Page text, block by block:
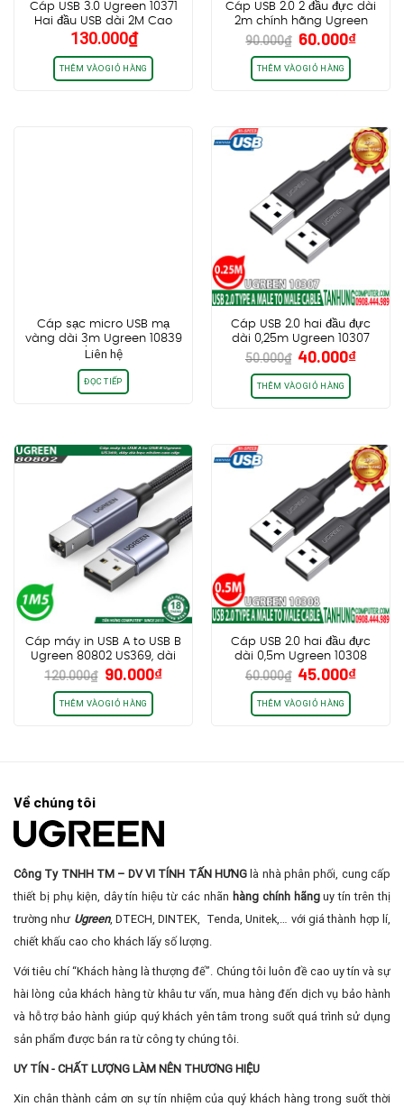
Cáp USB 3.0 Ugreen 10371
Hai đầu USB dài 2M Cao
cấp chính hãng
130.000₫
THÊM VÀO GIỎ HÀNG
Cáp USB 2.0 2 đầu đực dài
2m chính hãng Ugreen
10311
90.000₫ Giá
gốc
là:
90.000₫.
60.000₫Giá
THÊM VÀO GIỎ HÀNG
Cáp sạc micro USB mạ
vàng dài 3m Ugreen 10839
/ 60827
Liên hệ
ĐỌC TIẾP
Cáp USB 2.0 hai đầu đực
dài 0,25m Ugreen 10307
Chính hãng cao cấp
50.000₫ Giá
gốc
là:
50.000₫.
40.000₫Giá
THÊM VÀO GIỎ HÀNG
Cáp máy in USB A to USB B
Ugreen 80802 US369, dài
1m5, dây dù bọc nhôm cao
cấp
120.000₫ Giá
gốc
là:
120.000₫.
90.000₫Giá
THÊM VÀO GIỎ HÀNG
Cáp USB 2.0 hai đầu đực
dài 0,5m Ugreen 10308
60.000₫ Giá
gốc
là:
60.000₫.
45.000₫Giá
THÊM VÀO GIỎ HÀNG
Về chúng tôi
Công Ty TNHH TM – DV VI TÍNH TẤN HƯNG là nhà phân phối, cung cấp
thiết bị phụ kiện, dây tín hiệu từ các nhãn hàng chính hãnguy tín trên thị
trường như Ugreen, DTECH, DINTEK, Tenda, Unitek,… với giá thành hợp lí,
chiết khấu cao cho khách lấy số lượng.
Với tiêu chí “Khách hàng là thượng đế”. Chúng tôi luôn đề cao uy tín và sự
hài lòng của khách hàng từ khâu tư vấn, mua hàng đến dịch vụ bảo hành
và hỗ trợ bảo hành giúp quý khách yên tâm trong suốt quá trình sử dụng
sản phẩm được bán ra từ công ty chúng tôi.
UY TÍN - CHẤT LƯỢNG LÀM NÊN THƯƠNG HIỆU
Xin chân thành cảm ơn sự tín nhiệm của quý khách hàng trong suốt thời